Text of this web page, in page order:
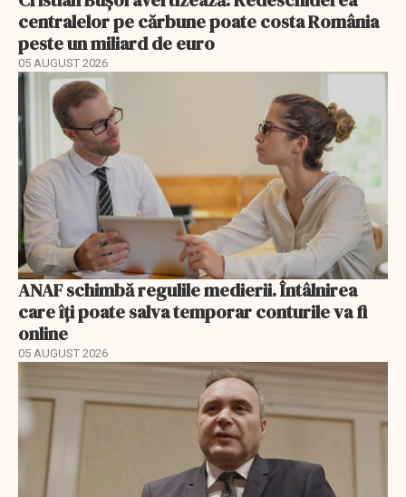
centralelor pe cărbune poate costa România
peste un miliard de euro
05 AUGUST 2026
ANAF schimbă regulile medierii. Întâlnirea
care îți poate salva temporar conturile va fi
online
05 AUGUST 2026